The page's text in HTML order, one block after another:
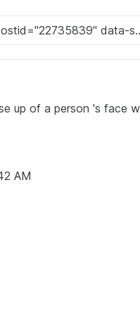
up of a person 's face
AM